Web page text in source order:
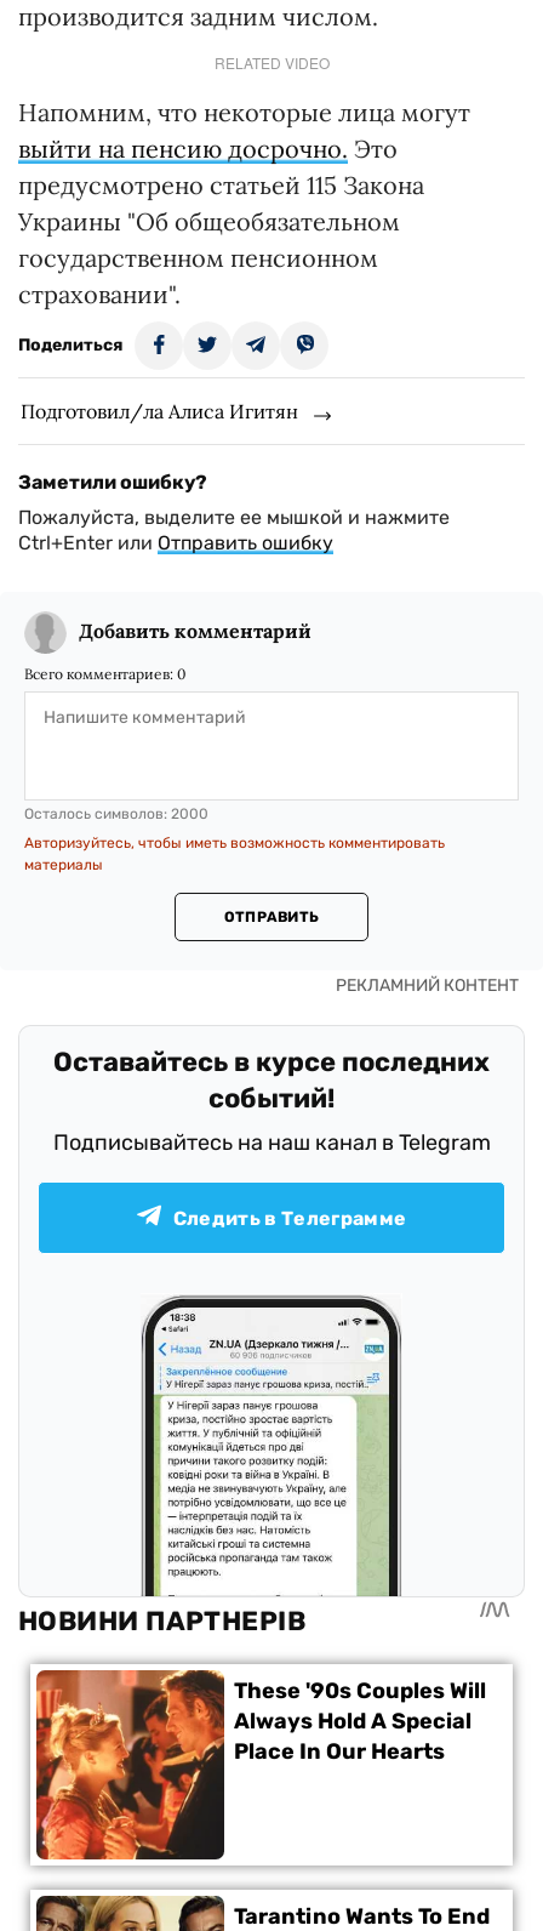
производится задним числом.
RELATED VIDEO
Напомним, что некоторые лица могут
выйти на пенсию досрочно. Это
предусмотрено статьей 115 Закона
Украины "Об общеобязательном
государственном пенсионном
страховании".
Поделиться
Подготовил/ла Алиса Игитян
Заметили ошибку?
Пожалуйста, выделите ее мышкой и нажмите
Ctrl+Enter или Отправить ошибку
Добавить комментарий
Всего комментариев: 0
Осталось символов: 2000
Авторизуйтесь, чтобы иметь возможность комментировать
материалы
ОТПРАВИТЬ
Оставайтесь в курсе последних
событий!
Подписывайтесь на наш канал в Telegram
Следить в Телеграмме